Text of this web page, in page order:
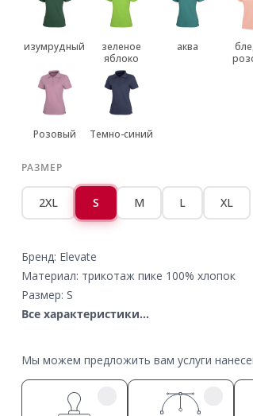
изумрудный
зеленое
яблоко
аква
Розовый Темно-синий
РАЗМЕР
2XL S M L XL
Бренд: Elevate
Материал: трикотаж пике 100% хлопок
Размер: S
Все характеристики...
Мы можем предложить вам услуги